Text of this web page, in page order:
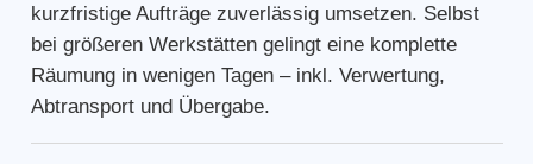
kurzfristige Aufträge zuverlässig umsetzen. Selbst
bei größeren Werkstätten gelingt eine komplette
Räumung in wenigen Tagen – inkl. Verwertung,
Abtransport und Übergabe.